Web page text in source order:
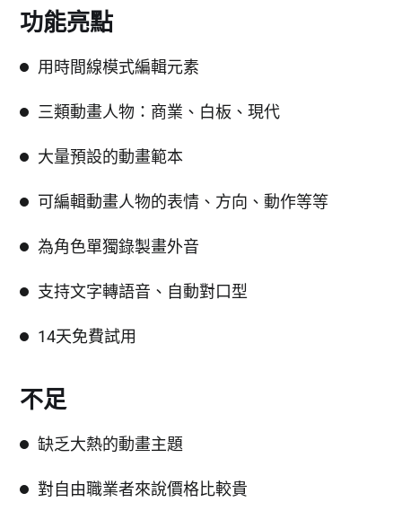
功能亮點
用時間線模式編輯元素
三類動畫人物：商業、白板、現代
大量預設的動畫範本
可編輯動畫人物的表情、方向、動作等等
為角色單獨錄製畫外音
支持文字轉語音、自動對口型
14天免費試用
不足
缺乏大熱的動畫主題
對自由職業者來說價格比較貴